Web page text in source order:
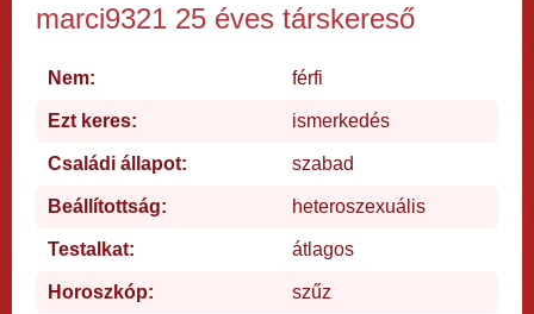
marci9321 25 éves társkereső
Nem: férfi
Ezt keres: ismerkedés
Családi állapot: szabad
Beállítottság: heteroszexuális
Testalkat: átlagos
Horoszkóp: szűz